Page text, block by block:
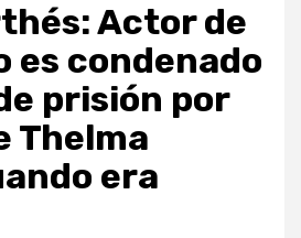
Actor de
es condenado
prisión por
Thelma
era